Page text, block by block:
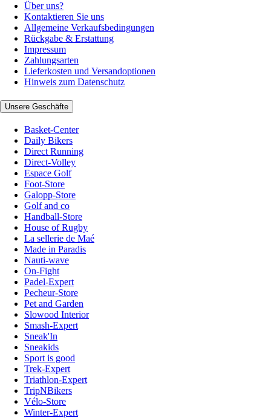
Über uns?
Kontaktieren Sie uns
Allgemeine Verkaufsbedingungen
Rückgabe & Erstattung
Impressum
Zahlungsarten
Lieferkosten und Versandoptionen
Hinweis zum Datenschutz
Unsere Geschäfte
Basket-Center
Daily Bikers
Direct Running
Direct-Volley
Espace Golf
Foot-Store
Galopp-Store
Golf and co
Handball-Store
House of Rugby
La sellerie de Maé
Made in Paradis
Nauti-wave
On-Fight
Padel-Expert
Pecheur-Store
Pet and Garden
Slowood Interior
Smash-Expert
Sneak'In
Sneakids
Sport is good
Trek-Expert
Triathlon-Expert
TripNBikers
Vélo-Store
Winter-Expert